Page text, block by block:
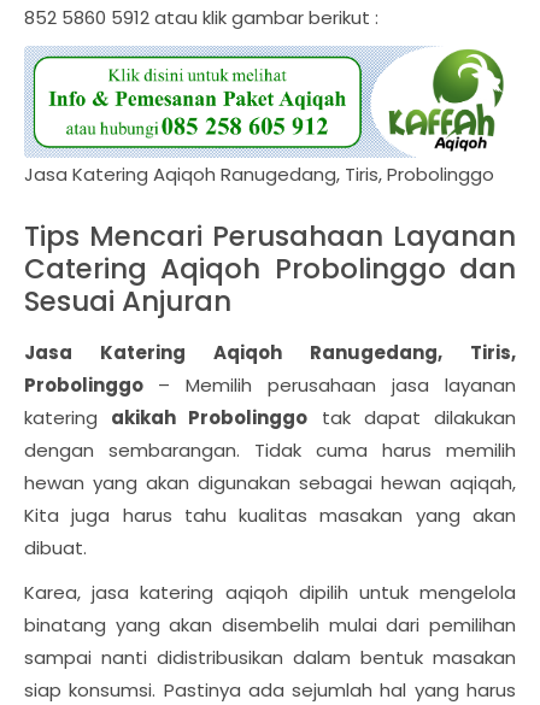
852 5860 5912 atau klik gambar berikut :
Jasa Katering Aqiqoh Ranugedang, Tiris, Probolinggo
Tips Mencari Perusahaan Layanan
Catering Aqiqoh Probolinggo dan
Sesuai Anjuran
Jasa Katering Aqiqoh Ranugedang, Tiris,
Probolinggo – Memilih perusahaan jasa layanan
katering akikah Probolinggo tak dapat dilakukan
dengan sembarangan. Tidak cuma harus memilih
hewan yang akan digunakan sebagai hewan aqiqah,
Kita juga harus tahu kualitas masakan yang akan
dibuat.
Karea, jasa katering aqiqoh dipilih untuk mengelola
binatang yang akan disembelih mulai dari pemilihan
sampai nanti didistribusikan dalam bentuk masakan
siap konsumsi. Pastinya ada sejumlah hal yang harus